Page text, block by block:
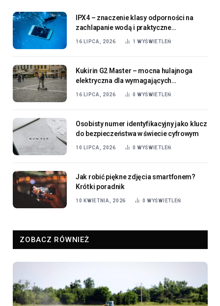
IPX4 – znaczenie klasy odporności na
zachlapanie wodą i praktyczne
zastosowanie w elektronice
16 LIPCA, 2026 1 WYŚWIETLEŃ
Kukirin G2 Master – mocna hulajnoga
elektryczna dla wymagających
16 LIPCA, 2026 0 WYŚWIETLEŃ
Osobisty numer identyfikacyjny jako klucz
do bezpieczeństwa w świecie cyfrowym
10 LIPCA, 2026 0 WYŚWIETLEŃ
Jak robić piękne zdjęcia smartfonem?
Krótki poradnik
10 KWIETNIA, 2026 0WYŚWIETLEŃ
ZOBACZ RÓWNIEŻ